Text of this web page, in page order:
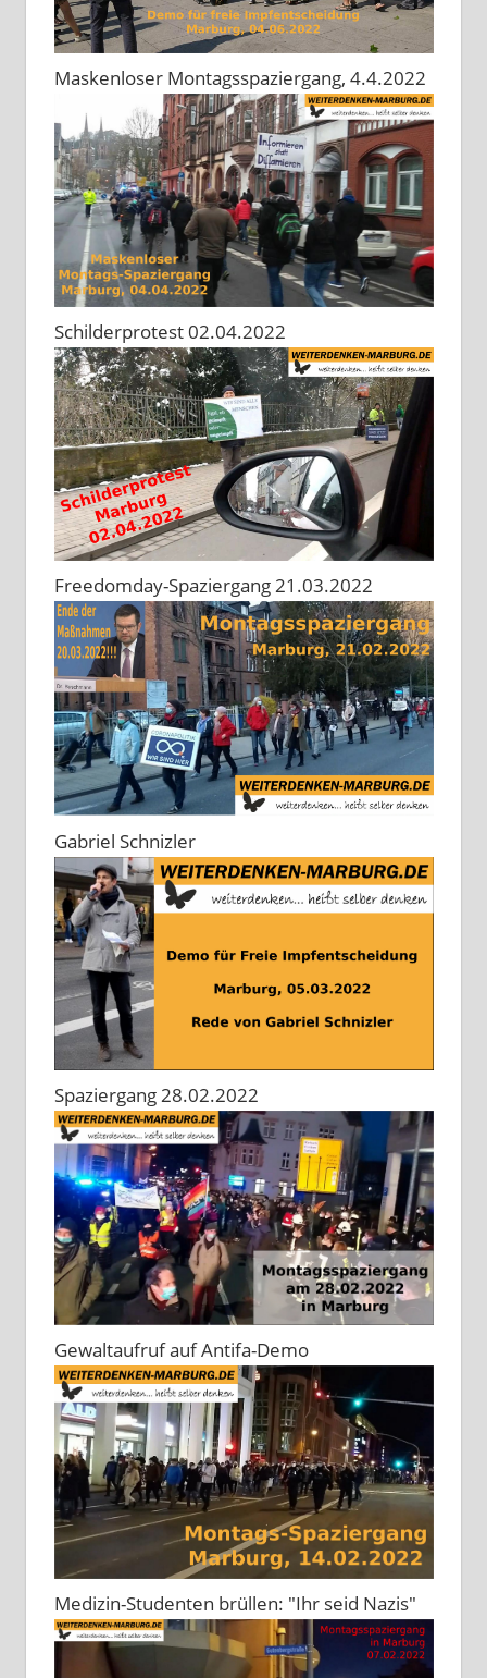
Maskenloser Montagsspaziergang, 4.4.2022
Schilderprotest 02.04.2022
Freedomday-Spaziergang 21.03.2022
Gabriel Schnizler
Spaziergang 28.02.2022
Gewaltaufruf auf Antifa-Demo
Medizin-Studenten brüllen: "Ihr seid Nazis"